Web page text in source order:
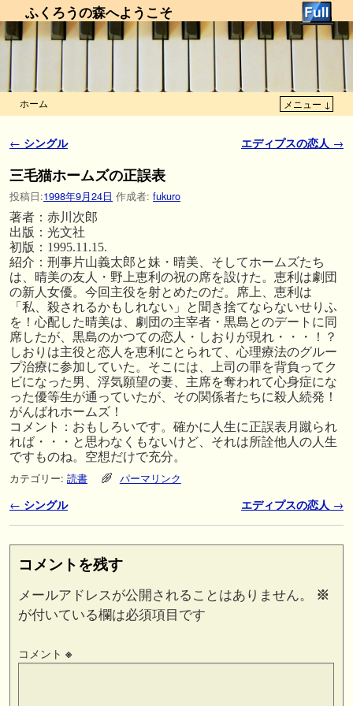
ふくろうの森へようこそ
ホーム メニュー ↓
投稿ナビゲーション
← シングル エディプスの恋人 →
三毛猫ホームズの正誤表
投稿日:1998年9月24日 作成者: fukuro
著者：赤川次郎
出版：光文社
初版：1995.11.15.
紹介：刑事片山義太郎と妹・晴美、そしてホームズたち
は、晴美の友人・野上恵利の祝の席を設けた。恵利は劇団
の新人女優。今回主役を射とめたのだ。席上、恵利は
「私、殺されるかもしれない」と聞き捨てならないせりふ
を！心配した晴美は、劇団の主宰者・黒島とのデートに同
席したが、黒島のかつての恋人・しおりが現れ・・・！？
しおりは主役と恋人を恵利にとられて、心理療法のグルー
プ治療に参加していた。そこには、上司の罪を背負ってク
ビになった男、浮気願望の妻、主席を奪われて心身症にな
った優等生が通っていたが、その関係者たちに殺人続発！
がんばれホームズ！
コメント：おもしろいです。確かに人生に正誤表月蹴られ
れば・・・と思わなくもないけど、それは所詮他人の人生
ですものね。空想だけで充分。
カテゴリー: 読書 パーマリンク
投稿ナビゲーション
← シングル エディプスの恋人 →
コメントを残す
メールアドレスが公開されることはありません。
※
が付いている欄は必須項目です
コメント ※